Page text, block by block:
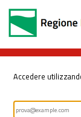
Accedere